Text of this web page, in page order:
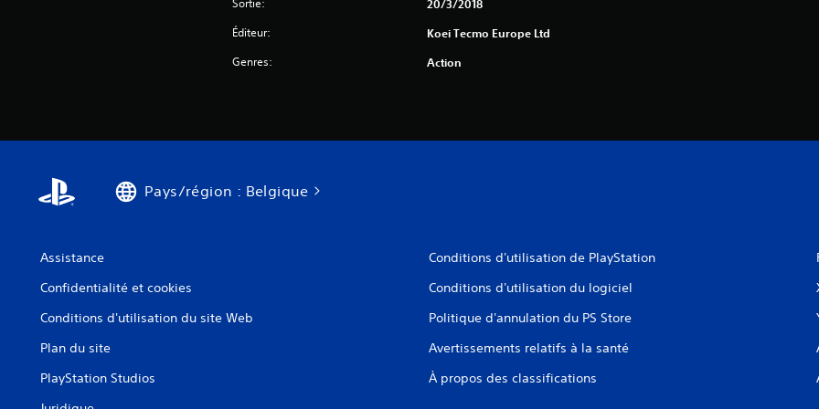
Sortie: 20/3/2018
Éditeur: Koei Tecmo Europe Ltd
Genres: Action
Pays/région : Belgique
Assistance
Confidentialité et cookies
Conditions d'utilisation du site Web
Plan du site
PlayStation Studios
Conditions d'utilisation de PlayStation
Conditions d'utilisation du logiciel
Politique d'annulation du PS Store
Avertissements relatifs à la santé
À propos des classifications